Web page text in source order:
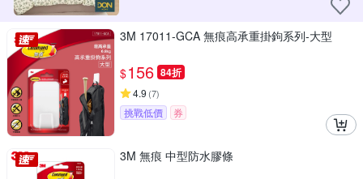
3M 17011-GCA 無痕高承重掛鉤系列-大型
$156 84折
4.9 (7)
挑戰低價 券
3M 無痕 中型防水膠條